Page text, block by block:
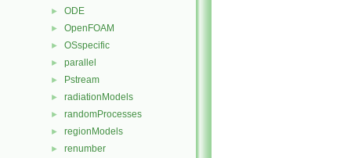
► ODE
► OpenFOAM
► OSspecific
► parallel
► Pstream
► radiationModels
► randomProcesses
► regionModels
► renumber